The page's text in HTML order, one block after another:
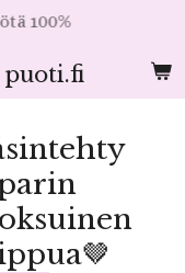
puoti.fi
100%